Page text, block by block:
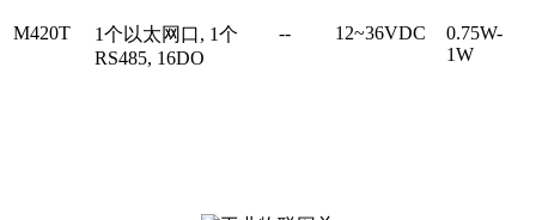
M420T
1个以太网口, 1个
RS485, 16DO
-- 12~36VDC
0.75W-
1W